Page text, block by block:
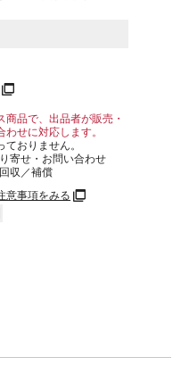
品で、出品者が販売・
せに対応します。
おりません。
寄せ・お問い合わせ
収／補償
意事項をみる